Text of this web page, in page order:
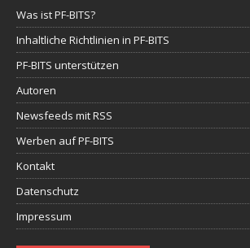
Was ist PF-BITS?
Inhaltliche Richtlinien in PF-BITS
PF-BITS unterstützen
Autoren
Newsfeeds mit RSS
Werben auf PF-BITS
Kontakt
Datenschutz
Impressum